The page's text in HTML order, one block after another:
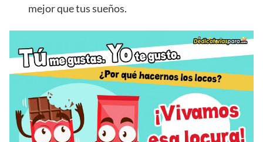
mejor que tus sueños.